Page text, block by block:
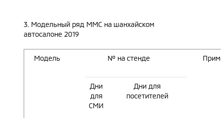
3. Модельный ряд MMC на шанхайском
автосалоне 2019
Модель № на стенде
Дни
для
СМИ
Дни для
посетителей